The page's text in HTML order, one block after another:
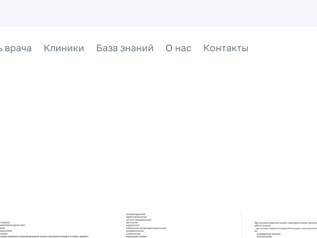
врача Клиники База знаний О нас Контакты